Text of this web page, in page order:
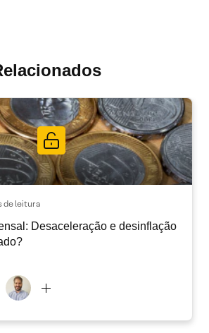
de leitura
Desaceleração e desinflação